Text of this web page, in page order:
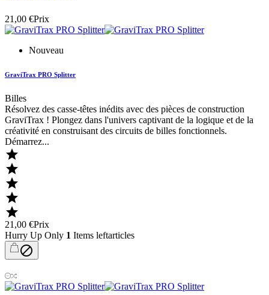
21,00 €Prix
Nouveau
GraviTrax PRO Splitter
Billes
Résolvez des casse-têtes inédits avec des pièces de construction
GraviTrax ! Plongez dans l'univers captivant de la logique et de la
créativité en construisant des circuits de billes fonctionnels.
Démarrez...





21,00 €Prix
Hurry Up Only 1 Items leftarticles
